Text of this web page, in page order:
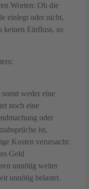
Worten: Ob die
einlegt oder nicht,
keinen Einfluss, so
weder eine
noch eine
oder
ist,
Kosten verursacht:
Geld
unnötig weiter
unnötig belastet.